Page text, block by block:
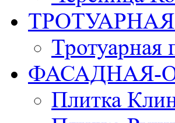
Тротуарная
ФАСАДНАЯ-
Плитка